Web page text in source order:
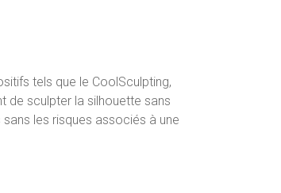
tels que le CoolSculpting,
de sculpter la silhouette sans
les risques associés à une